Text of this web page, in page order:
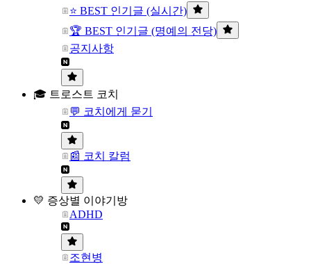
⭐ BEST 인기글 (실시간)
🏆 BEST 인기글 (명예의 전당)
공지사항
🎓 트로스트 코치
💬 코치에게 묻기
📰 코치 칼럼
💛 증상별 이야기방
ADHD
조현병